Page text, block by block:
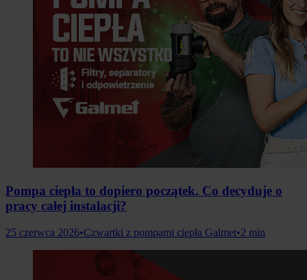
Pompa ciepła to dopiero początek. Co decyduje o
pracy całej instalacji?
25 czerwca 2026•Czwartki z pompami ciepła Galmet•2 min